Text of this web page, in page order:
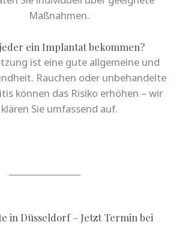
Maßnahmen.
ein Implantat bekommen?
ist eine gute allgemeine und
Rauchen oder unbehandelte
können das Risiko erhöhen – wir
klären Sie umfassend auf.
in Düsseldorf – Jetzt Termin bei